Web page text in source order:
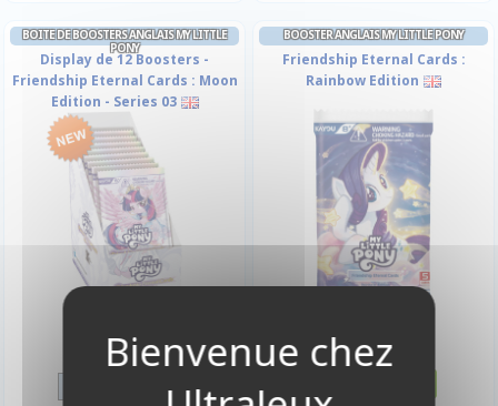
BOITE DE BOOSTERS ANGLAIS MY LITTLE
PONY
Display de 12 Boosters -
Friendship Eternal Cards : Moon
Edition - Series 03
45,00 €
Disponible
BOOSTER ANGLAIS MY LITTLE PONY
Friendship Eternal Cards :
Rainbow Edition
Disponible